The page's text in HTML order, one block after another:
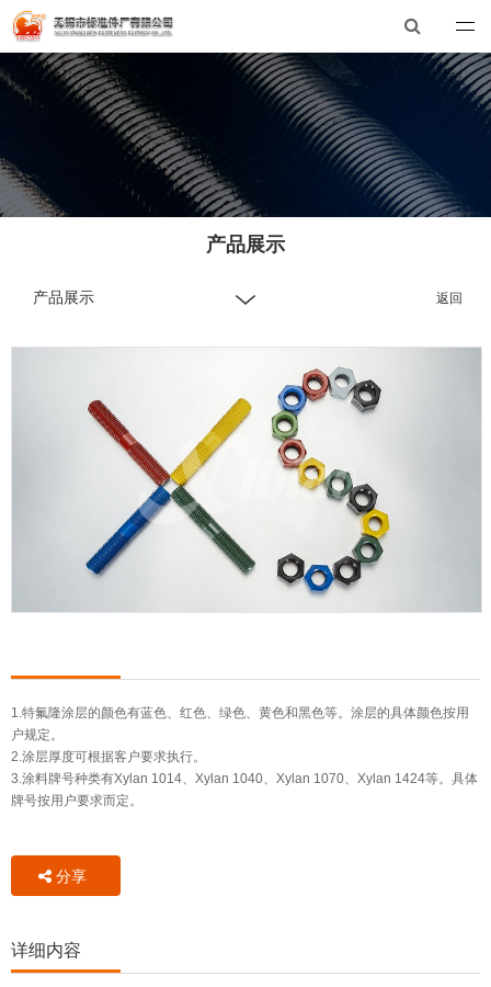
总机：0510-88551801
E-mail：xibiao@xibiao.cn
开云官方网页版
产品展示
产品展示 返回
1.特氟隆涂层的颜色有蓝色、红色、绿色、黄色和黑色等。涂层的具体颜色按用
户规定。
2.涂层厚度可根据客户要求执行。
3.涂料牌号种类有Xylan 1014、Xylan 1040、Xylan 1070、Xylan 1424等。具体
牌号按用户要求而定。
分享
详细内容